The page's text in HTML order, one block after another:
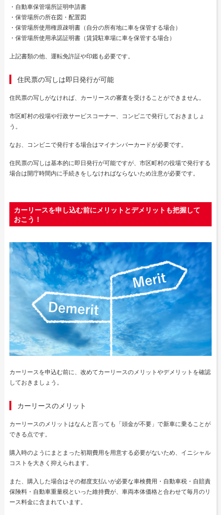
・自動車保管場所証明申請書
・保管場所の所在図・配置図
・保管場所使用権原疎明書（自分の所有地に車を保管する場合）
・保管場所使用承諾証明書（賃貸駐車場に車を保管する場合）
上記書類の他、運転免許証や印鑑も必要です。
住民票の写しは即日発行が可能
住民票の写しがなければ、カーリースの審査を受けることができません。
市区町村の役場や行政サービスコーナー、コンビニで発行しておきましょ
う。
なお、コンビニで発行する場合はマイナンバーカードが必要です。
住民票の写しは基本的に即日発行が可能ですが、市区町村の役場で発行する
場合は開庁時間内に手続きをしなければならないため注意が必要です。
カーリースを申し込む前にメリットとデメリットも把握して
おこう！
カーリースを申込む前に、改めてカーリースのメリットやデメリットを確認
しておきましょう。
カーリースのメリット
カーリースのメリットはなんと言っても「頭金が不要」で新車に乗ることが
できる点です。
購入時のようにまとまった初期費用を用意する必要がないため、イニシャル
コストを大きく抑えられます。
また、購入した場合はその都度支払いが必要な車検費用・自動車税・自賠責
保険料・自動車重量税といった維持費が、車両本体価格と合わせて毎月のリ
ース料金に含まれています。